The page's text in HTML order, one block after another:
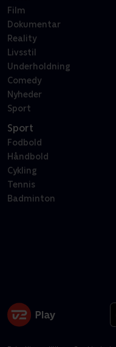
Film
Dokumentar
Reality
Livsstil
Underholdning
Comedy
Nyheder
Sport
Sport
Fodbold
Håndbold
Cykling
Tennis
Badminton